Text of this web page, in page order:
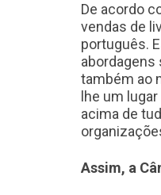
De acordo
vendas de
português.
abordagens
também ao
lhe um
acima de
Assim, a